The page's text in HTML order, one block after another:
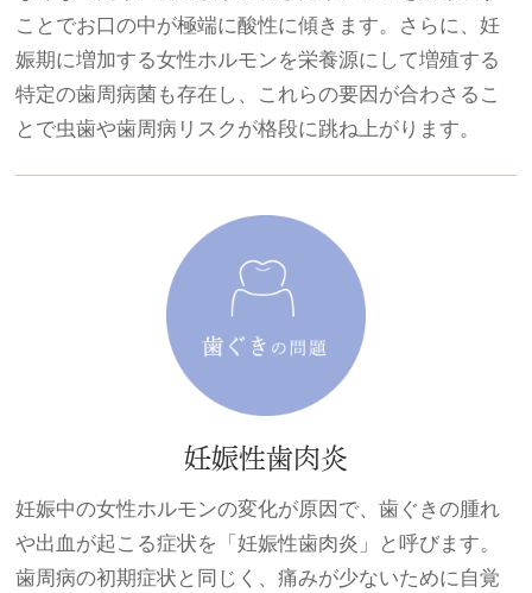
ことでお口の中が極端に酸性に傾きます。さらに、妊
娠期に増加する女性ホルモンを栄養源にして増殖する
特定の歯周病菌も存在し、これらの要因が合わさるこ
とで虫歯や歯周病リスクが格段に跳ね上がります。
妊娠性歯肉炎
妊娠中の女性ホルモンの変化が原因で、歯ぐきの腫れ
や出血が起こる症状を「妊娠性歯肉炎」と呼びます。
歯周病の初期症状と同じく、痛みが少ないために自覚